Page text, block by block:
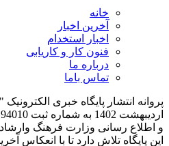
خانه
آخرین اخبار
اخبار استخدام
فنون کار و کاریابی
درباره ما
تماس باما
پروانه انتشار پایگاه خبری الکترونیک
و اطلاع رسانی وزارت فرهنگ
این پایگاه تلاش دارد تا با انعکاس